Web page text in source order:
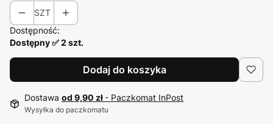
SZT
Dostępność:
Dostępny ✅ 2 szt.
Dodaj do koszyka
Dostawa od 9,90 zł - Paczkomat InPost
Wysyłka do paczkomatu